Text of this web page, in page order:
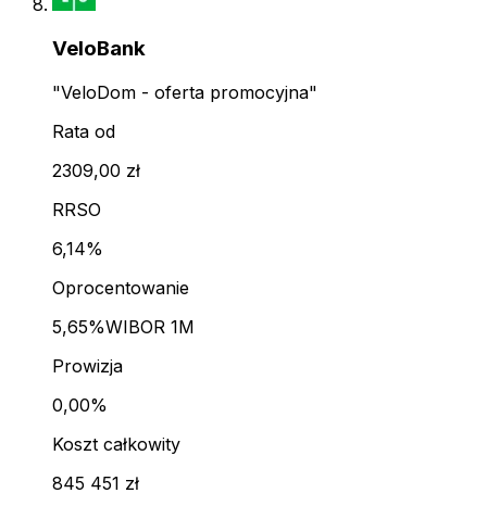
VeloBank
"VeloDom - oferta promocyjna"
Rata od
2309,00 zł
RRSO
6,14%
Oprocentowanie
5,65%WIBOR 1M
Prowizja
0,00%
Koszt całkowity
845 451 zł